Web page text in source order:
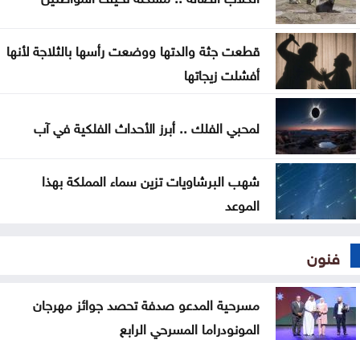
قطعت جثة والدتها ووضعت رأسها بالثلاجة لأنها
أفشلت زيجاتها
لمحبي الفلك .. أبرز الأحداث الفلكية في آب
شهب البرشاويات تزين سماء المملكة بهذا
الموعد
فنون
مسرحية المدعو صدفة تحصد جوائز مهرجان
المونودراما المسرحي الرابع